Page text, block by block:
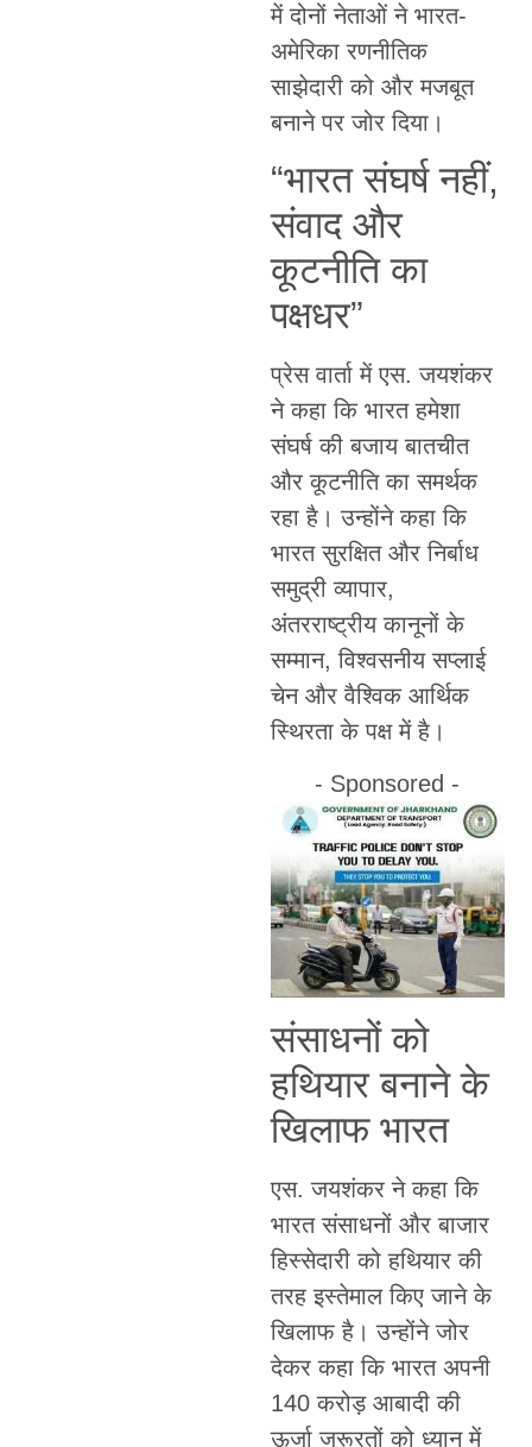
में दोनों नेताओं ने भारत-
अमेरिका रणनीतिक
साझेदारी को और मजबूत
बनाने पर जोर दिया।
“भारत संघर्ष नहीं,
संवाद और
कूटनीति का
पक्षधर”
प्रेस वार्ता में एस. जयशंकर
ने कहा कि भारत हमेशा
संघर्ष की बजाय बातचीत
और कूटनीति का समर्थक
रहा है। उन्होंने कहा कि
भारत सुरक्षित और निर्बाध
समुद्री व्यापार,
अंतरराष्ट्रीय कानूनों के
सम्मान, विश्वसनीय सप्लाई
चेन और वैश्विक आर्थिक
स्थिरता के पक्ष में है।
- Sponsored -
संसाधनों को
हथियार बनाने के
खिलाफ भारत
एस. जयशंकर ने कहा कि
भारत संसाधनों और बाजार
हिस्सेदारी को हथियार की
तरह इस्तेमाल किए जाने के
खिलाफ है। उन्होंने जोर
देकर कहा कि भारत अपनी
140 करोड़ आबादी की
ऊर्जा जरूरतों को ध्यान में